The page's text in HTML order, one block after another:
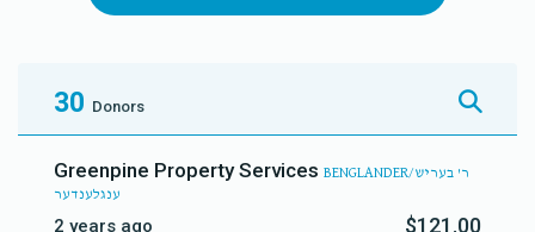
30 Donors
Greenpine Property Services BENGLANDER/ר' בעריש
ענגלענדער
2 years ago $121.00